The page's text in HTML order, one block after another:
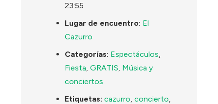
23:55
Lugar de encuentro: El
Cazurro
Categorías: Espectáculos,
Fiesta,GRATIS, Música y
conciertos
Etiquetas: cazurro,concierto,